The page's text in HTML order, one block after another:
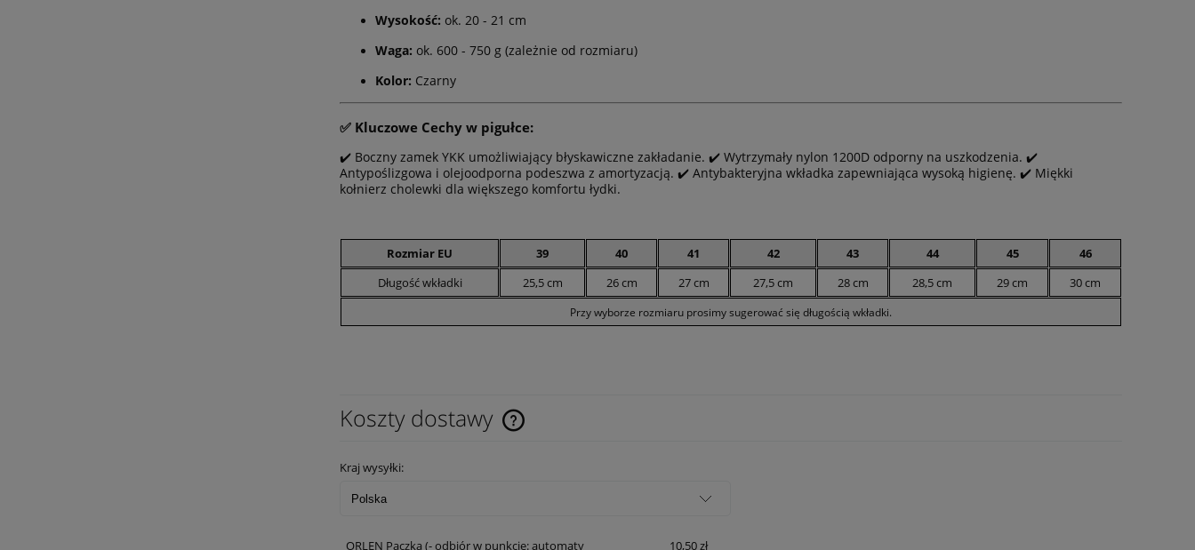
Wysokość: ok. 20 - 21 cm
Waga: ok. 600 - 750 g (zależnie od rozmiaru)
Kolor: Czarny
✅ Kluczowe Cechy w pigułce:
✔️ Boczny zamek YKK umożliwiający błyskawiczne zakładanie. ✔️ Wytrzymały nylon 1200D odporny na uszkodzenia. ✔️
Antypoślizgowa i olejoodporna podeszwa z amortyzacją. ✔️ Antybakteryjna wkładka zapewniająca wysoką higienę. ✔️ Miękki
kołnierz cholewki dla większego komfortu łydki.
Rozmiar EU 39 40 41 42 43 44 45 46
Przy wyborze rozmiaru prosimy sugerować się długością wkładki.
Długość wkładki 25,5 cm 26 cm 27 cm 27,5 cm 28 cm 28,5 cm 29 cm 30 cm
Koszty dostawy
Kraj wysyłki:
ORLEN Paczka (- odbiór w punkcie: automaty
10,50 zł